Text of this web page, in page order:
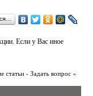
Если у Вас иное
статьи - Задать вопрос »